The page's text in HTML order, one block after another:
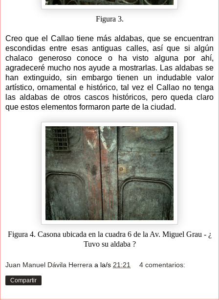
Figura 3.
Creo que el Callao tiene más aldabas, que se encuentran
escondidas entre esas antiguas calles, así que si algún
chalaco generoso conoce o ha visto alguna por ahí,
agradeceré mucho nos ayude a mostrarlas. Las aldabas se
han extinguido, sin embargo tienen un indudable valor
artístico, ornamental e histórico, tal vez el Callao no tenga
las aldabas de otros cascos históricos, pero queda claro
que estos elementos formaron parte de la ciudad.
Figura 4. Casona ubicada en la cuadra 6 de la Av. Miguel Grau - ¿
Tuvo su aldaba ?
Juan Manuel Dávila Herrera a la/s 21:21 4 comentarios:
Compartir